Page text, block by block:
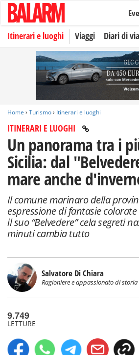
Itinerari e luoghi Viaggi Diari di
Home › Turismo› Itinerari e luoghi
ITINERARI E LUOGHI
Un panorama tra i
Sicilia: dal
mare anche
Il comune marinaro della
espressione di fantasie
il suo “Belvedere” cela segreti
minuti cambia tutto
Salvatore Di Chiara
Ragioniere e appassionato di storia
9.749
LETTURE